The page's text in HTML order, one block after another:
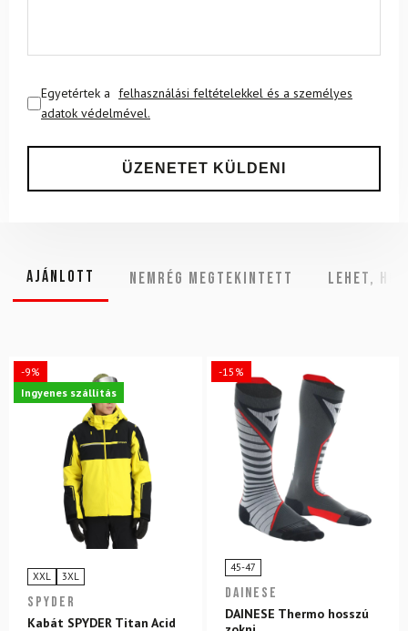
Egyetértek a felhasználási feltételekkel és a személyes
adatok védelmével.
Ajánlott NEMRÉG MEGTEKINTETT Lehet,
-9%
Ingyenes szállítás
XXL 3XL
SPYDER
Kabát SPYDER Titan Acid
-15%
45-47
DAINESE
DAINESE Thermo hosszú